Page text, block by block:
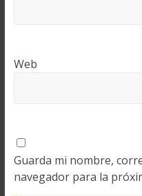
Web
Guarda mi nombre,
navegador para la